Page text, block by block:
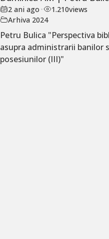
2 ani ago • 1.210views
Arhiva 2024
Petru Bulica "Perspectiva
asupra administrarii banilor
posesiunilor (III)"